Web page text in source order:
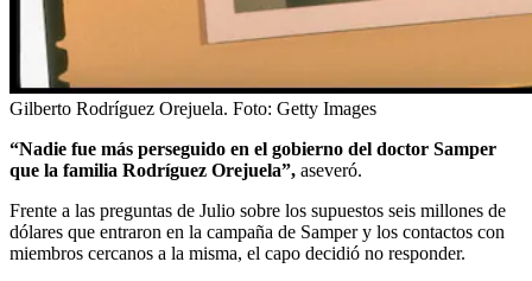
Gilberto Rodríguez Orejuela. Foto: Getty Images
“Nadie fue más perseguido en el gobierno del doctor Samper
que la familia Rodríguez Orejuela”, aseveró.
Frente a las preguntas de Julio sobre los supuestos seis millones de
dólares que entraron en la campaña de Samper y los contactos con
miembros cercanos a la misma, el capo decidió no responder.